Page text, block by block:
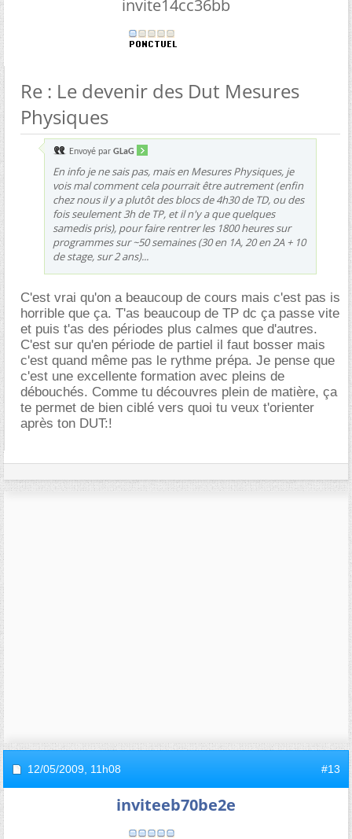
invite14cc36bb
Re : Le devenir des Dut Mesures
Physiques
Envoyé par GLaG
En info je ne sais pas, mais en Mesures Physiques, je
vois mal comment cela pourrait être autrement (enfin
chez nous il y a plutôt des blocs de 4h30 de TD, ou des
fois seulement 3h de TP, et il n'y a que quelques
samedis pris), pour faire rentrer les 1800 heures sur
programmes sur ~50 semaines (30 en 1A, 20 en 2A + 10
de stage, sur 2 ans)...
C'est vrai qu'on a beaucoup de cours mais c'est pas is
horrible que ça. T'as beaucoup de TP dc ça passe vite
et puis t'as des périodes plus calmes que d'autres.
C'est sur qu'en période de partiel il faut bosser mais
c'est quand même pas le rythme prépa. Je pense que
c'est une excellente formation avec pleins de
débouchés. Comme tu découvres plein de matière, ça
te permet de bien ciblé vers quoi tu veux t'orienter
après ton DUT:!
12/05/2009, 11h08 #13
inviteeb70be2e